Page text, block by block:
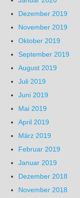
Dezember 2019
November 2019
Oktober 2019
September 2019
August 2019
Juli 2019
Juni 2019
Mai 2019
April 2019
März 2019
Februar 2019
Januar 2019
Dezember 2018
November 2018